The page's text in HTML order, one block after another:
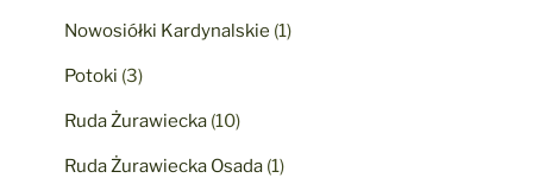
Nowosiółki Kardynalskie (1)
Potoki (3)
Ruda Żurawiecka (10)
Ruda Żurawiecka Osada (1)